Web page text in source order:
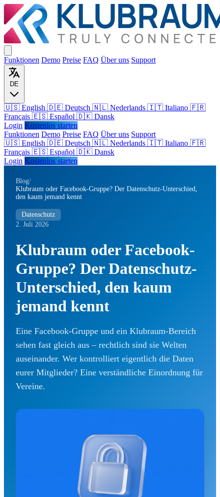
Funktionen Demo Preise FAQ Über uns Support
DE
🇺🇸 English 🇩🇪 Deutsch 🇳🇱 Nederlands 🇮🇹 Italiano 🇫🇷
Français 🇪🇸 Español 🇩🇰 Dansk
Login Kostenlos starten
Funktionen Demo Preise FAQ Über uns Support
🇺🇸 English 🇩🇪 Deutsch 🇳🇱 Nederlands 🇮🇹 Italiano 🇫🇷
Français 🇪🇸 Español 🇩🇰 Dansk
Login Kostenlos starten
Blog/
Klubraum oder Facebook-Gruppe? Der Datenschutz-Unterschied,
den kaum jemand kennt
Datenschutz
2. Juli 2026
Klubraum oder Facebook-
Gruppe? Der Datenschutz-
Unterschied, den kaum
jemand kennt
Eine Facebook-Gruppe und ein Klubraum-Bereich
sehen fast gleich aus – rechtlich sind sie Welten
auseinander. Wer kontrolliert eigentlich die Daten
eurer Mitglieder? Eine verständliche Einordnung für
Vereine.